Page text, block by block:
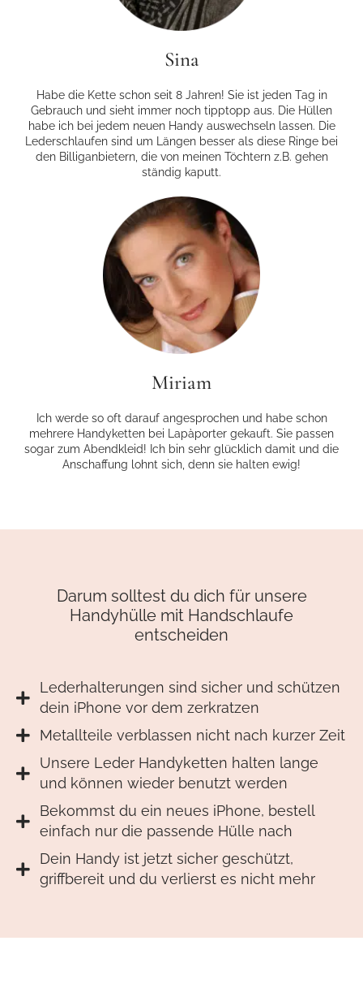
Sina
Habe die Kette schon seit 8 Jahren! Sie ist jeden Tag in
Gebrauch und sieht immer noch tipp­topp aus. Die Hüllen
habe ich bei jedem neuen Handy auswechseln lassen. Die
Lederschlaufen sind um Längen besser als diese Ringe bei
den Billiganbietern, die von meinen Töchtern z.B. gehen
ständig kaputt.
Miriam
Ich werde so oft darauf angesprochen und habe schon
mehrere Handyketten bei Lapàporter gekauft. Sie passen
sogar zum Abendkleid! Ich bin sehr glücklich damit und die
Anschaffung lohnt sich, denn sie halten ewig!
Darum solltest du dich für unsere
Handyhülle mit Handschlaufe
entscheiden
Lederhalterungen sind sicher und schützen
dein iPhone vor dem zerkratzen
Metallteile verblassen nicht nach kurzer Zeit
Unsere Leder Handyketten halten lange
und können wieder benutzt werden
Bekommst du ein neues iPhone, bestell
einfach nur die passende Hülle nach
Dein Handy ist jetzt sicher geschützt,
griffbereit und du verlierst es nicht mehr